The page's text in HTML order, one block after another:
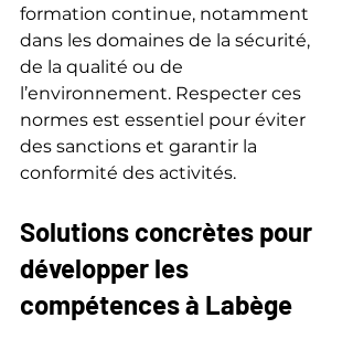
formation continue, notamment
dans les domaines de la sécurité,
de la qualité ou de
l’environnement. Respecter ces
normes est essentiel pour éviter
des sanctions et garantir la
conformité des activités.
Solutions concrètes pour
développer les
compétences à Labège